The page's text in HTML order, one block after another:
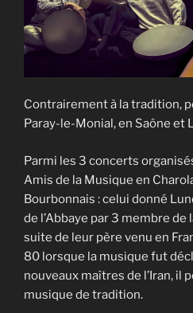
Contrairement à la tradition,
Paray-le-Monial, en Saône et
Parmi les 3 concerts
Amis de la Musique en
Bourbonnais : celui donné
de l’Abbaye par 3 membre
suite de leur père venu en
80 lorsque la musique fut
nouveaux maîtres de l’Iran, il
musique de tradition.